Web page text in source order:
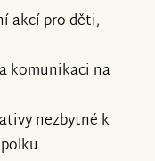
akcí pro děti,
komunikaci na
nezbytné k